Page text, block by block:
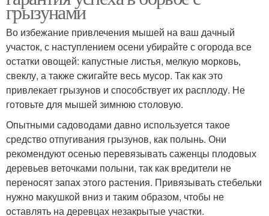
грызунами
Во избежание привлечения мышей на ваш дачный
участок, с наступлением осени убирайте с огорода все
остатки овощей: капустные листья, мелкую морковь,
свеклу, а также сжигайте весь мусор. Так как это
привлекает грызунов и способствует их расплоду. Не
готовьте для мышей зимнюю столовую.
Опытными садоводами давно используется такое
средство отпугивания грызунов, как полынь. Они
рекомендуют осенью перевязывать саженцы плодовых
деревьев веточками полыни, так как вредители не
переносят запах этого растения. Привязывать стебельки
нужно макушкой вниз и таким образом, чтобы не
оставлять на деревцах незакрытые участки.